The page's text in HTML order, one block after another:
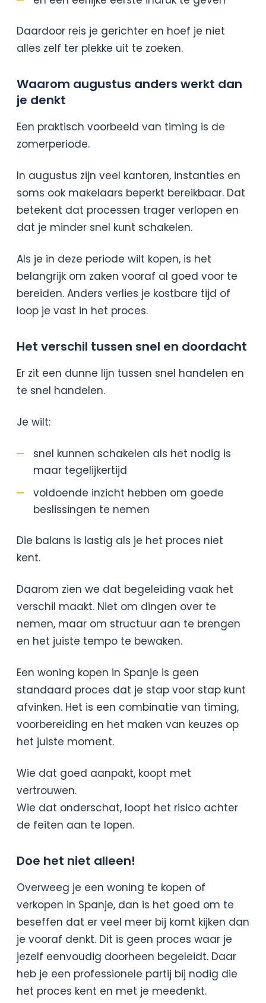
Daardoor reis je gerichter en hoef je niet
alles zelf ter plekke uit te zoeken.
Waarom augustus anders werkt dan
je denkt
Een praktisch voorbeeld van timing is de
zomerperiode.
In augustus zijn veel kantoren, instanties en
soms ook makelaars beperkt bereikbaar. Dat
betekent dat processen trager verlopen en
dat je minder snel kunt schakelen.
Als je in deze periode wilt kopen, is het
belangrijk om zaken vooraf al goed voor te
bereiden. Anders verlies je kostbare tijd of
loop je vast in het proces.
Het verschil tussen snel en doordacht
Er zit een dunne lijn tussen snel handelen en
te snel handelen.
Je wilt:
snel kunnen schakelen als het nodig is
maar tegelijkertijd
voldoende inzicht hebben om goede
beslissingen te nemen
Die balans is lastig als je het proces niet
kent.
Daarom zien we dat begeleiding vaak het
verschil maakt. Niet om dingen over te
nemen, maar om structuur aan te brengen
en het juiste tempo te bewaken.
Een woning kopen in Spanje is geen
standaard proces dat je stap voor stap kunt
afvinken. Het is een combinatie van timing,
voorbereiding en het maken van keuzes op
het juiste moment.
Wie dat goed aanpakt, koopt met
vertrouwen.
Wie dat onderschat, loopt het risico achter
de feiten aan te lopen.
Doe het niet alleen!
Overweeg je een woning te kopen of
verkopen in Spanje, dan is het goed om te
beseffen dat er veel meer bij komt kijken dan
je vooraf denkt. Dit is geen proces waar je
jezelf eenvoudig doorheen begeleidt. Daar
heb je een professionele partij bij nodig die
het proces kent en met je meedenkt.